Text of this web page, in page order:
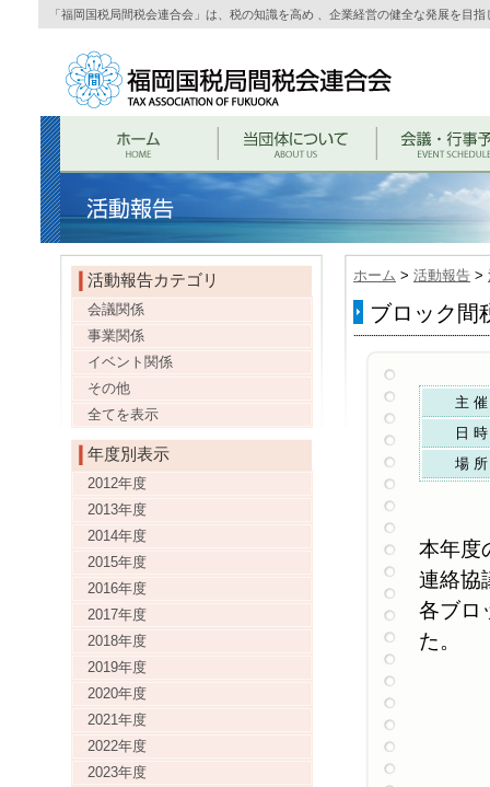
「福岡国税局間税会連合会」は、税の知識を高め 、企業経営の健全な発展を目指
ホーム > 活動報告 >
ブロック間
主 催
日 時
場 所
本年度
連絡協
各ブロ
た。
活動報告カテゴリ
会議関係
事業関係
イベント関係
その他
全てを表示
年度別表示
2012年度
2013年度
2014年度
2015年度
2016年度
2017年度
2018年度
2019年度
2020年度
2021年度
2022年度
2023年度